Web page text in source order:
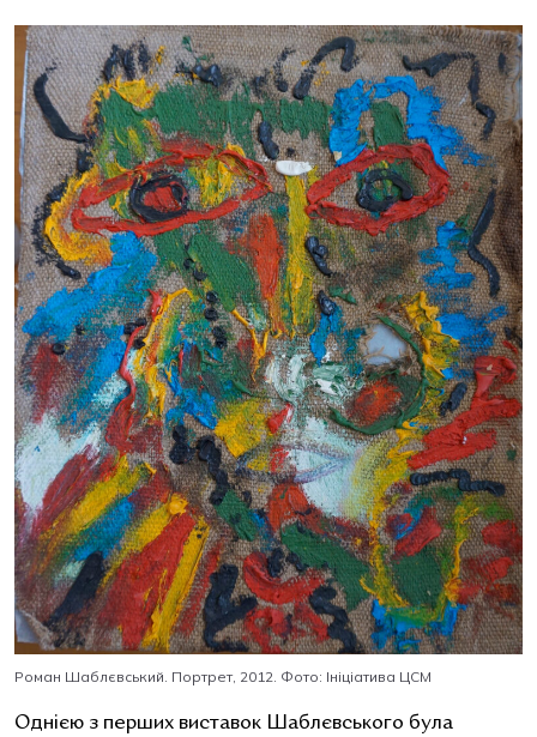
Роман Шаблєвський. Портрет, 2012. Фото: Ініціатива ЦСМ
Однією з перших виставок Шаблєвського була